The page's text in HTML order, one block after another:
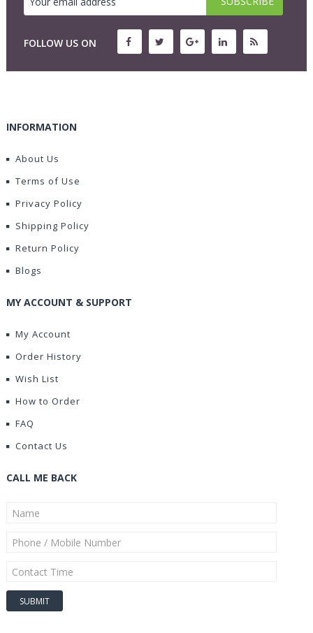
FOLLOW US ON
INFORMATION
About Us
Terms of Use
Privacy Policy
Shipping Policy
Return Policy
Blogs
MY ACCOUNT & SUPPORT
My Account
Order History
Wish List
How to Order
FAQ
Contact Us
CALL ME BACK